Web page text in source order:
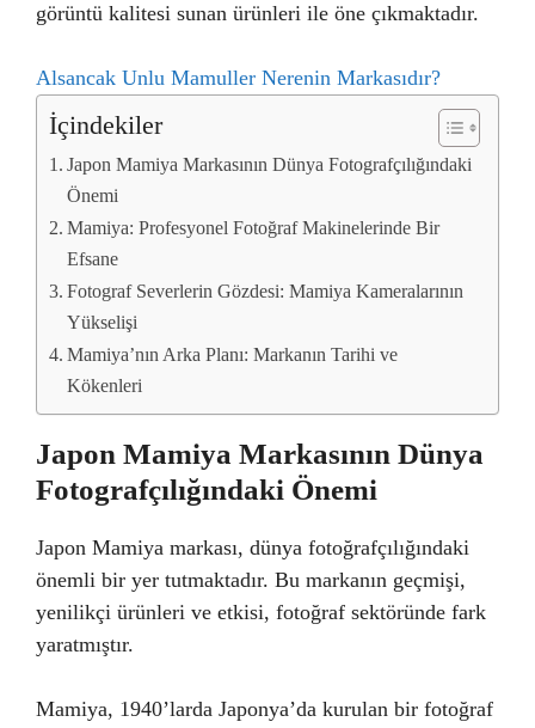
görüntü kalitesi sunan ürünleri ile öne çıkmaktadır.
Alsancak Unlu Mamuller Nerenin Markasıdır?
İçindekiler
Japon Mamiya Markasının Dünya Fotografçılığındaki
Önemi
Mamiya: Profesyonel Fotoğraf Makinelerinde Bir
Efsane
Fotograf Severlerin Gözdesi: Mamiya Kameralarının
Yükselişi
Mamiya’nın Arka Planı: Markanın Tarihi ve
Kökenleri
Japon Mamiya Markasının Dünya
Fotografçılığındaki Önemi
Japon Mamiya markası, dünya fotoğrafçılığındaki
önemli bir yer tutmaktadır. Bu markanın geçmişi,
yenilikçi ürünleri ve etkisi, fotoğraf sektöründe fark
yaratmıştır.
Mamiya, 1940’larda Japonya’da kurulan bir fotoğraf